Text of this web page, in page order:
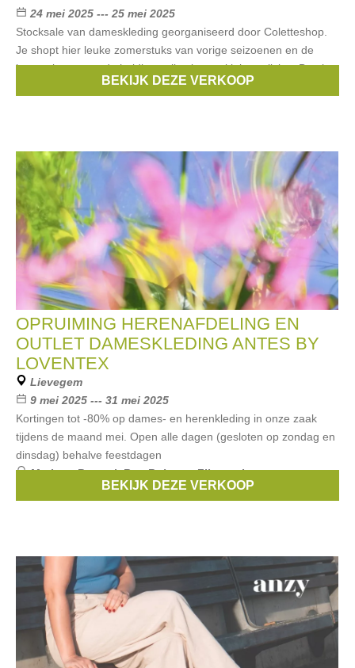
24 mei 2025 --- 25 mei 2025
Stocksale van dameskleding georganiseerd door Coletteshop.
Je shopt hier leuke zomerstuks van vorige seizoenen en de
laatste items van de huidige collectie aan kleine prijsjes. Betalen
BEKIJK DEZE VERKOOP
OPRUIMING HERENAFDELING EN
OUTLET DAMESKLEDING ANTES BY
LOVENTEX
Lievegem
9 mei 2025 --- 31 mei 2025
Kortingen tot -80% op dames- en herenkleding in onze zaak
tijdens de maand mei. Open alle dagen (gesloten op zondag en
dinsdag) behalve feestdagen
Merken:Bugatti,Roy Robson,Zilton,signe nature,
BEKIJK DEZE VERKOOP